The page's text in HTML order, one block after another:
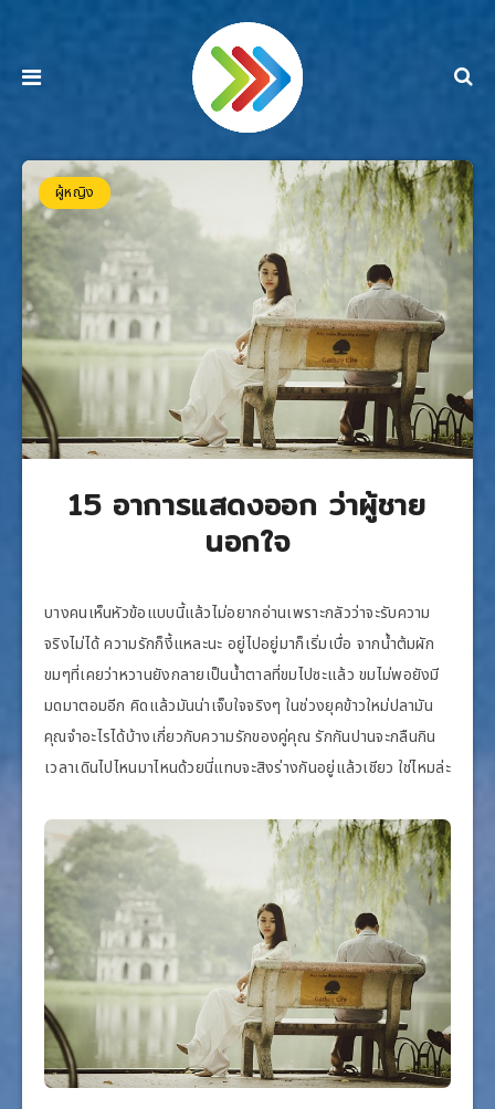
ผู้หญิง
15 อาการแสดงออก ว่าผู้ชาย
นอกใจ
บางคนเห็นหัวข้อแบบนี้แล้วไม่อยากอ่านเพราะกลัวว่าจะรับความ
จริงไม่ได้ ความรักก็งี้แหละนะ อยู่ไปอยู่มาก็เริ่มเบื่อ จากน้ำต้มผัก
ขมๆที่เคยว่าหวานยังกลายเป็นน้ำตาลที่ขมไปซะแล้ว ขมไม่พอยังมี
มดมาตอมอีก คิดแล้วมันน่าเจ็บใจจริงๆ ในช่วงยุคข้าวใหม่ปลามัน
คุณจำอะไรได้บ้างเกี่ยวกับความรักของคู่คุณ รักกันปานจะกลืนกิน
เวลาเดินไปไหนมาไหนด้วยนี่แทบจะสิงร่างกันอยู่แล้วเชียว ใช่ไหมล่ะ